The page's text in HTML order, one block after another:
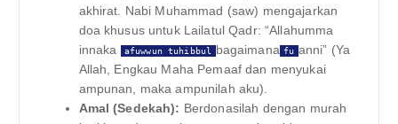
akhirat. Nabi Muhammad (saw) mengajarkan
doa khusus untuk Lailatul Qadr: “Allahumma
innaka
afuwwun tuhibbul bagaimana fu anni” (Ya
Allah, Engkau Maha Pemaaf dan menyukai
ampunan, maka ampunilah aku).
Amal (Sedekah): Berdonasilah dengan murah